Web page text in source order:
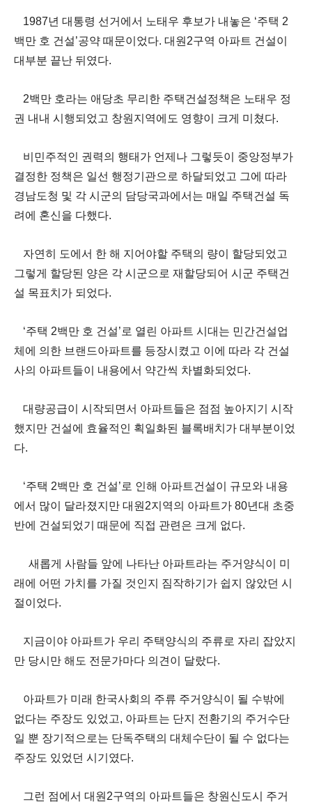
1987년 대통령 선거에서 노태우 후보가 내놓은 ‘주택 2
백만 호 건설’공약 때문이었다. 대원 2구역 아파트 건설이
대부분 끝난 뒤였다.
2백만 호라는 애당초 무리한 주택건설정책은 노태우 정
권 내내 시행되었고 창원지역에도 영향이 크게 미쳤다.
비민주적인 권력의 행태가 언제나 그렇듯이 중앙정부가
결정한 정책은 일선 행정기관으로 하달되었고 그에 따라
경남도청 및 각 시군의 담당국과에서는 매일 주택건설 독
려에 혼신을 다했다.
자연히 도에서 한 해 지어야할 주택의 량이 할당되었고
그렇게 할당된 양은 각 시군으로 재할당되어 시군 주택건
설 목표치가 되었다.
‘주택 2백만 호 건설’ 로 열린 아파트 시대는 민간건설업
체에 의한 브랜드아파트를 등장시켰고 이에 따라 각 건설
사의 아파트들이 내용에서 약간씩 차별화되었다.
대량공급이 시작되면서 아파트들은 점점 높아지기 시작
했지만 건설에 효율적인 획일화된 블록배치가 대부분이었
다.
‘주택 2백만 호 건설’ 로 인해 아파트건설이 규모와 내용
에서 많이 달라졌지만 대원 2지역의 아파트가 80년대 초중
반에 건설되었기 때문에 직접 관련은 크게 없다.
새롭게 사람들 앞에 나타난 아파트라는 주거양식이 미
래에 어떤 가치를 가질 것인지 짐작하기가 쉽지 않았던 시
절이었다.
지금이야 아파트가 우리 주택양식의 주류로 자리 잡았지
만 당시만 해도 전문가마다 의견이 달랐다.
아파트가 미래 한국사회의 주류 주거양식이 될 수밖에
없다는 주장도 있었고, 아파트는 단지 전환기의 주거수단
일 뿐 장기적으로는 단독주택의 대체수단이 될 수 없다는
주장도 있었던 시기였다.
그런 점에서 대원 2구역의 아파트들은 창원신도시 주거